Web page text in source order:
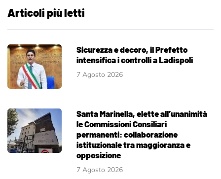
Articoli più letti
Sicurezza e decoro, il Prefetto
intensifica i controlli a Ladispoli
7 Agosto 2026
Santa Marinella, elette all’unanimità
le Commissioni Consiliari
permanenti: collaborazione
istituzionale tra maggioranza e
opposizione
7 Agosto 2026